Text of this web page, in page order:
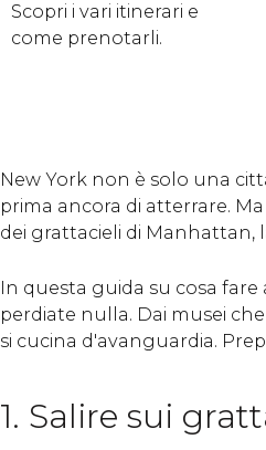
Scopri i vari itinerari e
come prenotarli.
New York non è solo una
prima ancora di atterrare.
dei grattacieli di Manhattan,
In questa guida su cosa
perdiate nulla. Dai musei
si cucina d'avanguardia.
1. Salire sui